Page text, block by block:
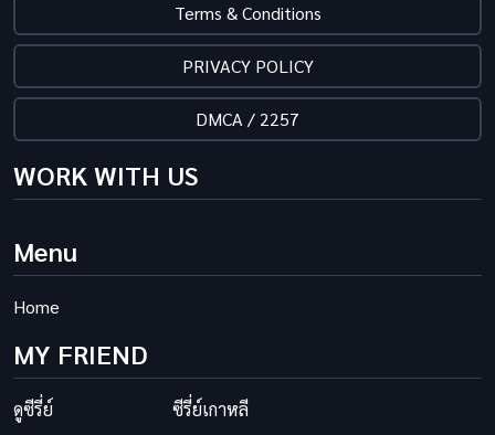
Terms & Conditions
PRIVACY POLICY
DMCA / 2257
WORK WITH US
Menu
Home
MY FRIEND
ดูซีรี่ย์ ซีรี่ย์เกาหลี